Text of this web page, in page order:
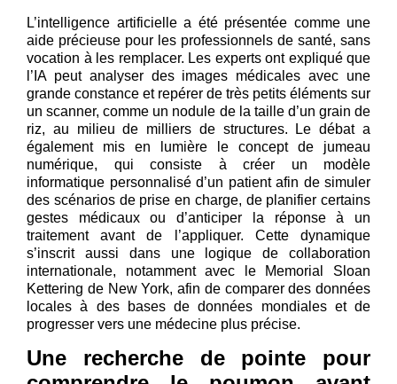
L’intelligence artificielle a été présentée comme une
aide précieuse pour les professionnels de santé, sans
vocation à les remplacer. Les experts ont expliqué que
l’IA peut analyser des images médicales avec une
grande constance et repérer de très petits éléments sur
un scanner, comme un nodule de la taille d’un grain de
riz, au milieu de milliers de structures. Le débat a
également mis en lumière le concept de jumeau
numérique, qui consiste à créer un modèle
informatique personnalisé d’un patient afin de simuler
des scénarios de prise en charge, de planifier certains
gestes médicaux ou d’anticiper la réponse à un
traitement avant de l’appliquer. Cette dynamique
s’inscrit aussi dans une logique de collaboration
internationale, notamment avec le Memorial Sloan
Kettering de New York, afin de comparer des données
locales à des bases de données mondiales et de
progresser vers une médecine plus précise.
Une recherche de pointe pour